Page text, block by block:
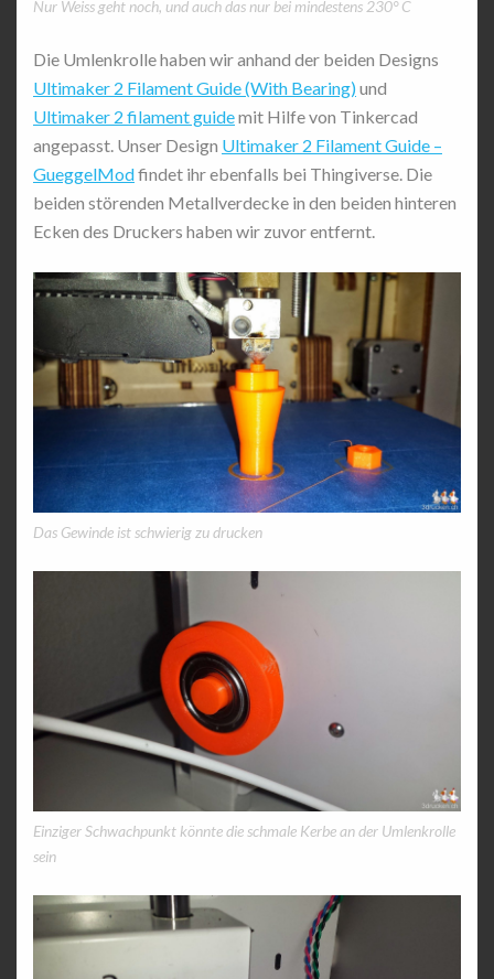
Nur Weiss geht noch, und auch das nur bei mindestens 230° C
Die Umlenkrolle haben wir anhand der beiden Designs
Ultimaker 2 Filament Guide (With Bearing)und
Ultimaker 2 filament guidemit Hilfe von Tinkercad
angepasst. Unser Design Ultimaker 2 Filament Guide –
GueggelModfindet ihr ebenfalls bei Thingiverse. Die
beiden störenden Metallverdecke in den beiden hinteren
Ecken des Druckers haben wir zuvor entfernt.
Das Gewinde ist schwierig zu drucken
Einziger Schwachpunkt könnte die schmale Kerbe an der Umlenkrolle
sein